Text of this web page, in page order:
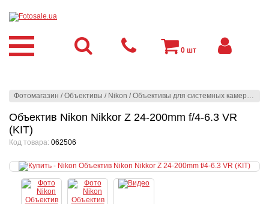
Фотомагазин /Объективы / Nikon /Объективы для системных камер /
Объектив Nikon Nikkor Z 24-200mm f/4-6.3 VR
(KIT)
Код товара: 062506
0 шт